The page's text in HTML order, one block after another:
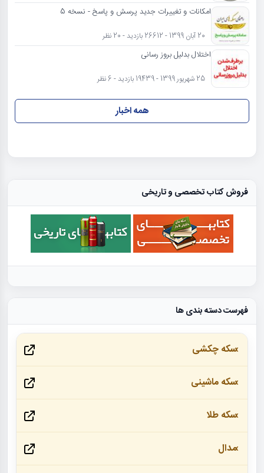
امکانات و تغییرات جدید پرسش و پاسخ - نسخه 5
20 آبان 1399 - 26612 بازدید - 20 نظر
اختلال بدلیل بروز رسانی
25 شهریور 1399 - 19439 بازدید - 6 نظر
همه اخبار
فروش کتاب تخصصی و تاریخی
فهرست دسته بندی ها
سکه چکشی
سکه ماشینی
سکه طلا
مدال